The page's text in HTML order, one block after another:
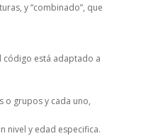
y “combinado”, que
código está adaptado a
o grupos y cada uno,
nivel y edad especifica.